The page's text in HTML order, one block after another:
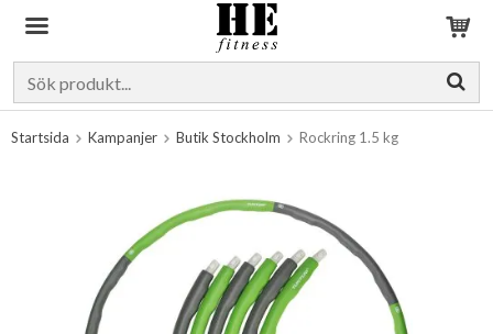
Startsida Kampanjer Butik Stockholm Rockring 1.5 kg